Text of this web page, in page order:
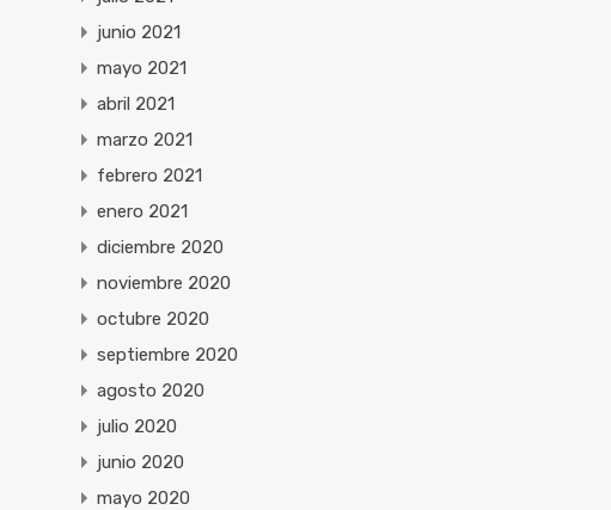
junio 2021
mayo 2021
abril 2021
marzo 2021
febrero 2021
enero 2021
diciembre 2020
noviembre 2020
octubre 2020
septiembre 2020
agosto 2020
julio 2020
junio 2020
mayo 2020